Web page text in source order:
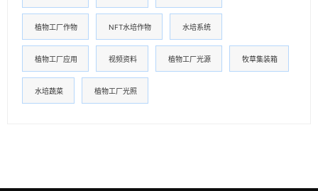
植物工厂作物 NFT水培作物 水培系统
植物工厂应用 视频资料 植物工厂光源 牧草集装箱
水培蔬菜 植物工厂光照